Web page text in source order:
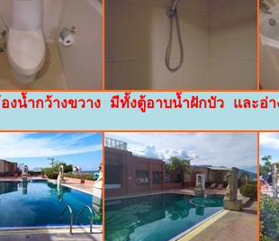
งน้ำกว้างขวาง มีทั้งตู้อาบน้ำฝักบัว และอ่